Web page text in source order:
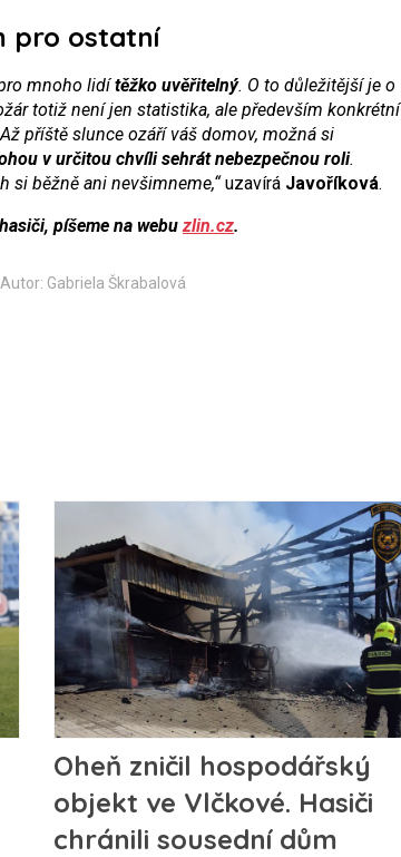
pro ostatní
mnoho lidítěžko uvěřitelný. O to důležitější je o
totiž není jen statistika, ale především konkrétní
příště slunce ozáří váš domov, možná si
v určitou chvíli sehrát nebezpečnou roli.
si běžně ani nevšimneme,“uzavírá Javoříková.
píšeme na webuzlin.cz.
Autor: Gabriela Škrabalová
Oheň zničil hospodářský
objekt ve Vlčkové. Hasiči
chránili sousední dům